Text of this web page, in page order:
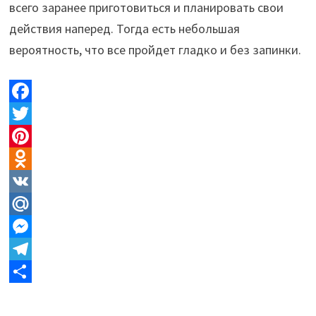
всего заранее приготовиться и планировать свои
действия наперед. Тогда есть небольшая
вероятность, что все пройдет гладко и без запинки.
F
a
e
b
o
o
k
T
w
t
t
e
P
n
t
e
O
d
n
o
k
V
K
M
aM
eT